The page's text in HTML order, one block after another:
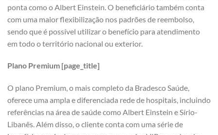
ponta como o Albert Einstein. O beneficiário também conta
com uma maior flexibilização nos padrões de reembolso,
sendo que é possível utilizar o benefício para atendimento
em todo o território nacional ou exterior.
Plano Premium [page_title]
O plano Premium, o mais completo da Bradesco Saúde,
oferece uma ampla e diferenciada rede de hospitais, incluindo
referências na área de saúde como Albert Einstein e Sírio-
Libanês. Além disso, o cliente conta com uma série de